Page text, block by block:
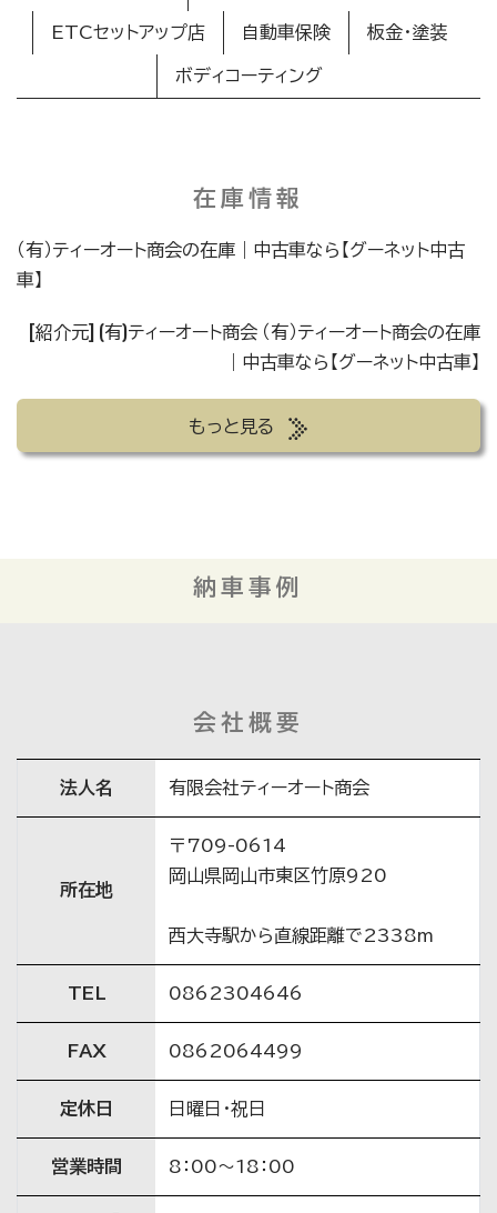
ETCセットアップ店 自動車保険 板金・塗装
ボディコーティング
在庫情報
（有）ティーオート商会の在庫｜中古車なら【グーネット中古
車】
[紹介元] (有)ティーオート商会 （有）ティーオート商会の在庫
｜中古車なら【グーネット中古車】
もっと見る
納車事例
会社概要
法人名 有限会社ティーオート商会
所在地
〒709-0614
岡山県岡山市東区竹原920
西大寺駅から直線距離で2338m
TEL 0862304646
FAX 0862064499
定休日 日曜日・祝日
営業時間 8：00～18：00